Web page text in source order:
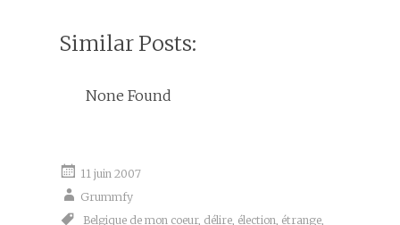
Similar Posts:
None Found
11 juin 2007
Grummfy
Belgique de mon coeur, délire élection étrange